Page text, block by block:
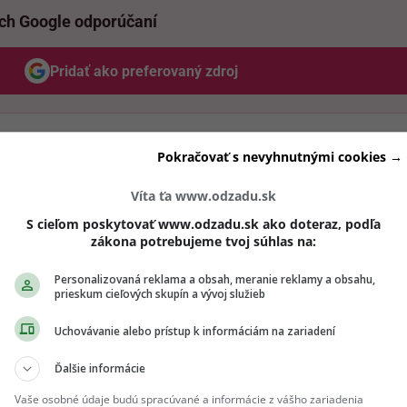
Google odporúčaní
Pridať ako preferovaný zdroj
Odzadu, odkaz sa otvorí v novom okne
Álvaro Soler, ktorého neskôr vystriedal Jason
a program sobotňajšieho festivalu uzavreli
si nenechali ujsť ani naši influenceri. Neuveríš, koho
Kráska zo šou Ruža pre nevestu lennedávno
tomu, že prekonáva rozchod. V spoločnosti však
Víta ťa www.odzadu.sk
S cieľom poskytovať www.odzadu.sk ako doteraz, podľa
zákona potrebujeme tvoj súhlas na:
Personalizovaná reklama a obsah, meranie reklamy a obsahu,
prieskum cieľových skupín a vývoj služieb
Uchovávanie alebo prístup k informáciám na zariadení
Ďalšie informácie
Vaše osobné údaje budú spracúvané a informácie z vášho zariadenia
Pokračovať s nevyhnutnými cookies →